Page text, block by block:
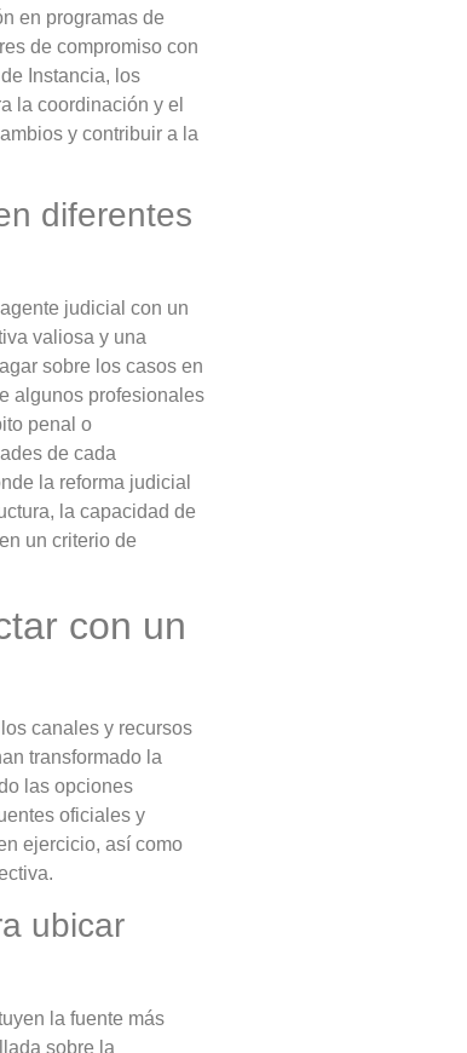
en programas de
de compromiso con
Instancia, los
la coordinación y el
y contribuir a la
diferentes
judicial con un
valiosa y una
sobre los casos en
algunos profesionales
penal o
de cada
la reforma judicial
la capacidad de
un criterio de
con un
canales y recursos
transformado la
las opciones
oficiales y
ejercicio, así como
ubicar
la fuente más
sobre la